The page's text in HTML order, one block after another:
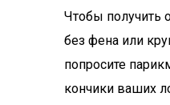
Чтобы получить
без фена или
попросите
кончики ваших